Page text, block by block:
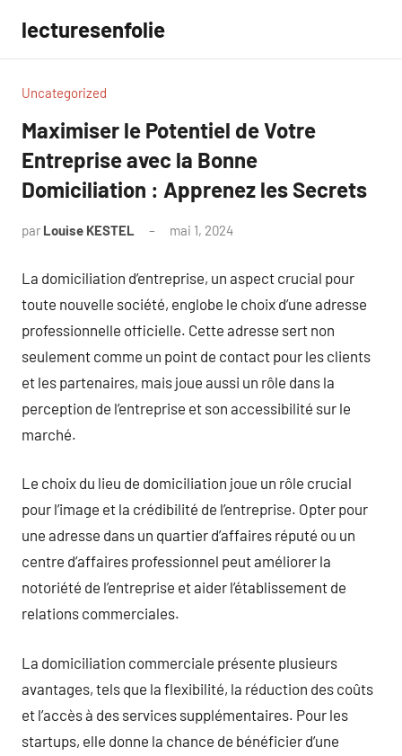
contenu
lecturesenfolie
Uncategorized
Maximiser le Potentiel de Votre
Entreprise avec la Bonne
Domiciliation : Apprenez les Secrets
par Louise KESTEL mai 1, 2024
La domiciliation d’entreprise, un aspect crucial pour
toute nouvelle société, englobe le choix d’une adresse
professionnelle officielle. Cette adresse sert non
seulement comme un point de contact pour les clients
et les partenaires, mais joue aussi un rôle dans la
perception de l’entreprise et son accessibilité sur le
marché.
Le choix du lieu de domiciliation joue un rôle crucial
pour l’image et la crédibilité de l’entreprise. Opter pour
une adresse dans un quartier d’affaires réputé ou un
centre d’affaires professionnel peut améliorer la
notoriété de l’entreprise et aider l’établissement de
relations commerciales.
La domiciliation commerciale présente plusieurs
avantages, tels que la flexibilité, la réduction des coûts
et l’accès à des services supplémentaires. Pour les
startups, elle donne la chance de bénéficier d’une